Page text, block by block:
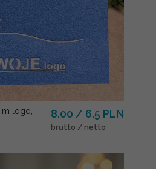
logo,
8.00 / 6.5 PLN
brutto / netto